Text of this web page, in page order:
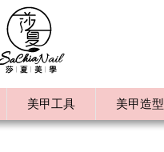
美甲工具 美甲造型